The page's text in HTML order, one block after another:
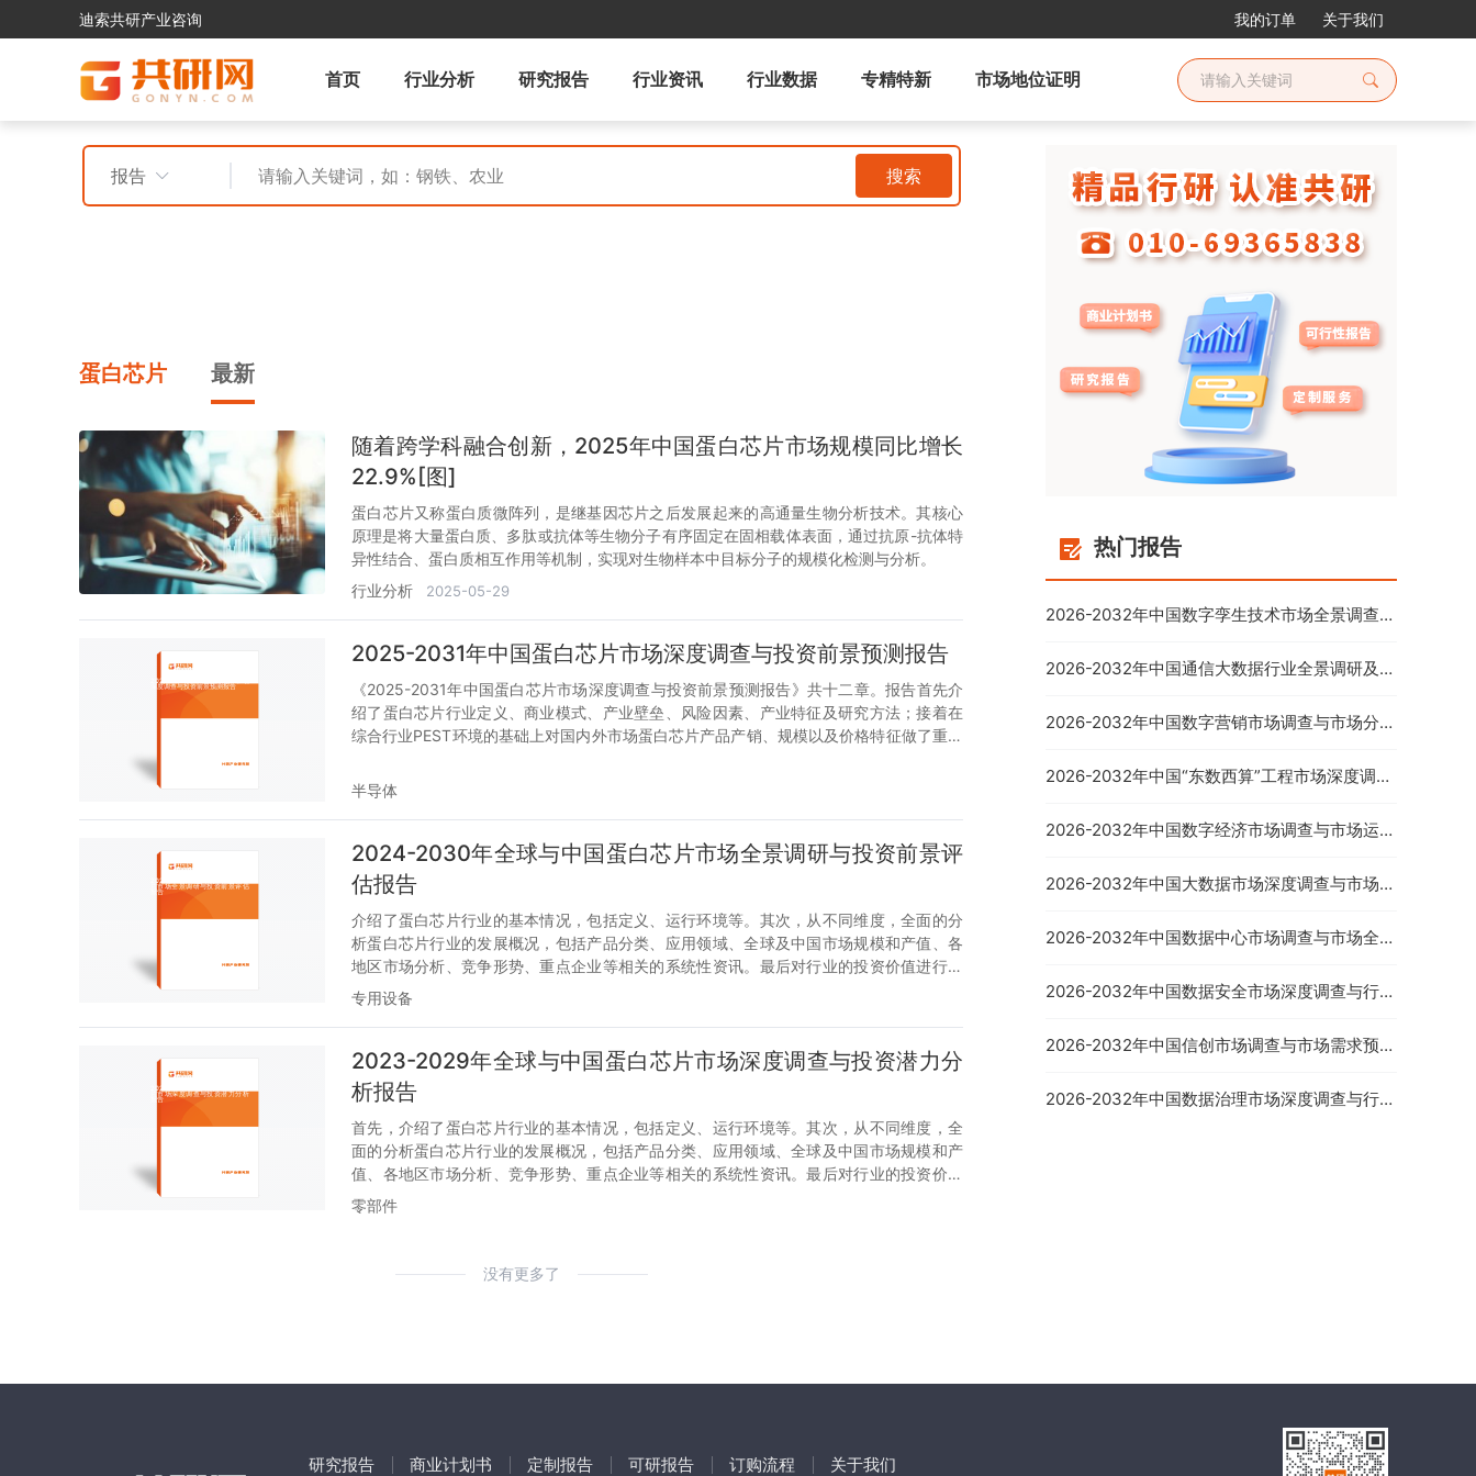
迪索共研产业咨询 我的订单 关于我们
首页 行业分析 研究报告 行业资讯 行业数据 专精特新 市场地位证明
报告 搜索
蛋白芯片 最新
随着跨学科融合创新，2025年中国蛋白芯片市场规模同比增长
22.9%[图]
蛋白芯片又称蛋白质微阵列，是继基因芯片之后发展起来的高通量生物分析技术。其核心
原理是将大量蛋白质、多肽或抗体等生物分子有序固定在固相载体表面，通过抗原-抗体特
异性结合、蛋白质相互作用等机制，实现对生物样本中目标分子的规模化检测与分析。
行业分析
2025-05-29
2025-2031年中国蛋白芯片市场深度调查与投资前景预测报告
《2025-2031年中国蛋白芯片市场深度调查与投资前景预测报告》共十二章。报告首先介
绍了蛋白芯片行业定义、商业模式、产业壁垒、风险因素、产业特征及研究方法；接着在
综合行业PEST环境的基础上对国内外市场蛋白芯片产品产销、规模以及价格特征做了重点
白芯片行业产业链运行环境、区域发展态势、行业竞争格局、典型企业运营等几大核心要
素进行了逐个分析；随后报告对蛋白芯片行业供需、价格、规模、风险、策略做出来科学
您不可或缺的重要工具。
半导体
2024-2030年全球与中国蛋白芯片市场全景调研与投资前景评
估报告
介绍了蛋白芯片行业的基本情况，包括定义、运行环境等。其次，从不同维度，全面的分
析蛋白芯片行业的发展概况，包括产品分类、应用领域、全球及中国市场规模和产值、各
地区市场分析、竞争形势、重点企业等相关的系统性资讯。最后对行业的投资价值进行评
估。
专用设备
2023-2029年全球与中国蛋白芯片市场深度调查与投资潜力分
析报告
首先，介绍了蛋白芯片行业的基本情况，包括定义、运行环境等。其次，从不同维度，全
面的分析蛋白芯片行业的发展概况，包括产品分类、应用领域、全球及中国市场规模和产
值、各地区市场分析、竞争形势、重点企业等相关的系统性资讯。最后对行业的投资价值
进行评估。
零部件
没有更多了
热门报告
2026-2032年中国数字孪生技术市场全景调查与
2026-2032年中国通信大数据行业全景调研及投
2026-2032年中国数字营销市场调查与市场分析
2026-2032年中国“东数西算”工程市场深度调查
2026-2032年中国数字经济市场调查与市场运营
2026-2032年中国大数据市场深度调查与市场供
2026-2032年中国数据中心市场调查与市场全景
2026-2032年中国数据安全市场深度调查与行业
2026-2032年中国信创市场调查与市场需求预测
2026-2032年中国数据治理市场深度调查与行业
研究报告 商业计划书 定制报告 可研报告 订购流程 关于我们